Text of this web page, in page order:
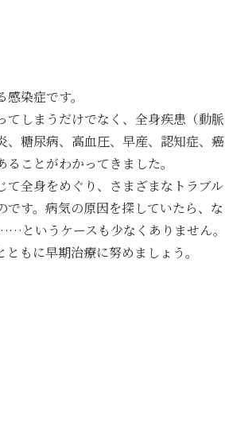
染症です。
てしまうだけでなく、全身疾患（動脈
、糖尿病、高血圧、早産、認知症、癌
ことがわかってきました。
て全身をめぐり、さまざまなトラブル
です。病気の原因を探していたら、な
というケースも少なくありません。
もに早期治療に努めましょう。